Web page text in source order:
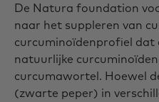
De Natura foundation
naar het suppleren van
curcuminoïdenprofiel dat
natuurlijke
curcumawortel. Hoewel
(zwarte peper) in